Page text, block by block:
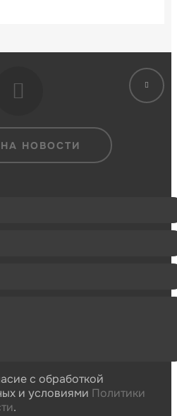
НОВОСТИ
с обработкой
и условиями Политики
.